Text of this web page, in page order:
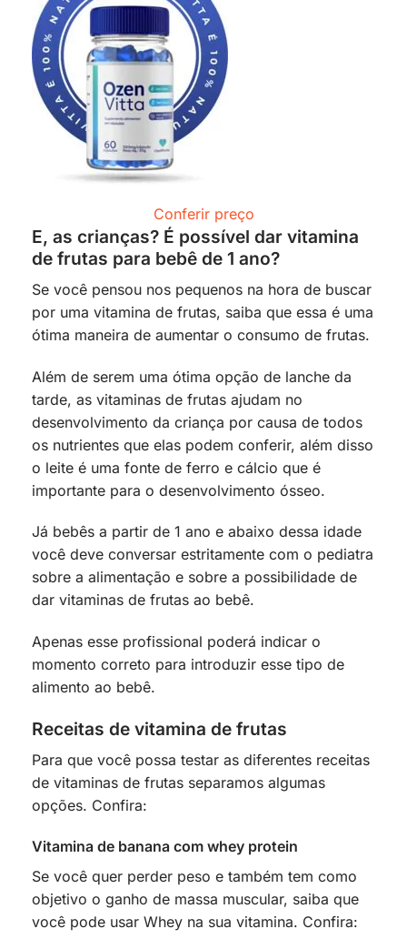
Conferir preço
E, as crianças? É possível dar vitamina
de frutas para bebê de 1 ano?
Se você pensou nos pequenos na hora de buscar
por uma vitamina de frutas, saiba que essa é uma
ótima maneira de aumentar o consumo de frutas.
Além de serem uma ótima opção de lanche da
tarde, as vitaminas de frutas ajudam no
desenvolvimento da criança por causa de todos
os nutrientes que elas podem conferir, além disso
o leite é uma fonte de ferro e cálcio que é
importante para o desenvolvimento ósseo.
Já bebês a partir de 1 ano e abaixo dessa idade
você deve conversar estritamente com o pediatra
sobre a alimentação e sobre a possibilidade de
dar vitaminas de frutas ao bebê.
Apenas esse profissional poderá indicar o
momento correto para introduzir esse tipo de
alimento ao bebê.
Receitas de vitamina de frutas
Para que você possa testar as diferentes receitas
de vitaminas de frutas separamos algumas
opções. Confira:
Vitamina de banana com whey protein
Se você quer perder peso e também tem como
objetivo o ganho de massa muscular, saiba que
você pode usar Whey na sua vitamina. Confira: